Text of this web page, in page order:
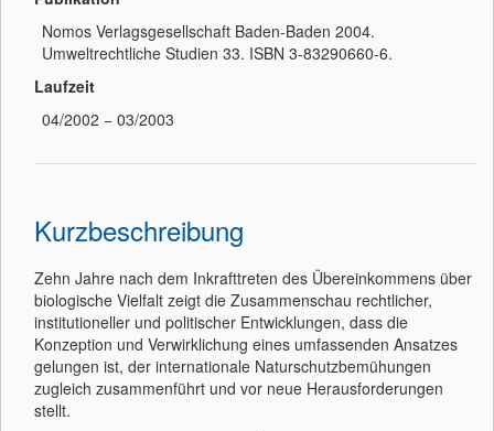
Nomos Verlagsgesellschaft Baden-Baden 2004.
Umweltrechtliche Studien 33. ISBN 3-83290660-6.
Laufzeit
04/2002 − 03/2003
Kurzbeschreibung
Zehn Jahre nach dem Inkrafttreten des Übereinkommens über
biologische Vielfalt zeigt die Zusammenschau rechtlicher,
institutioneller und politischer Entwicklungen, dass die
Konzeption und Verwirklichung eines umfassenden Ansatzes
gelungen ist, der internationale Naturschutzbemühungen
zugleich zusammenführt und vor neue Herausforderungen
stellt.